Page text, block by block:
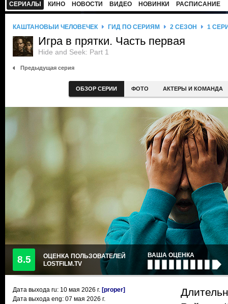
СЕРИАЛЫ КИНО НОВОСТИ ВИДЕО НОВИНКИ РАСПИСАНИЕ
КАШТАНОВЫЙ ЧЕЛОВЕЧЕК ГИД ПО СЕРИЯМ 2 СЕЗОН 1
Игра в прятки. Часть первая
Hide and Seek: Part 1
Предыдущая серия
ОБЗОР СЕРИИ ФОТО АКТЕРЫ И КОМАНДА
8.5
ОЦЕНКА ПОЛЬЗОВАТЕЛЕЙ
LOSTFILM.TV
ВАША ОЦЕНКА
Дата выхода ru: 10 мая 2026 г. [proper]
Дата выхода eng: 07 мая 2026 г.